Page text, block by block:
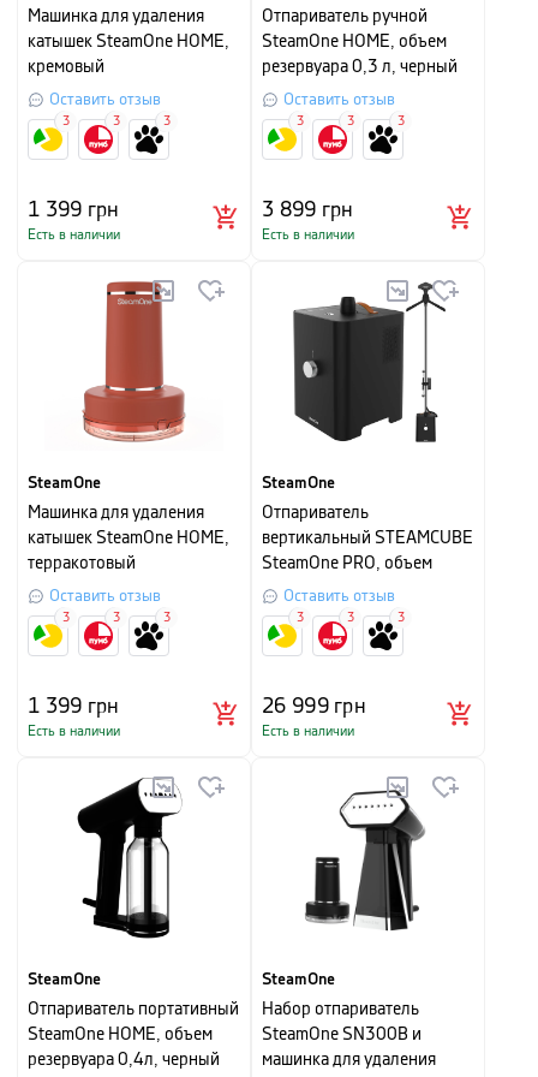
Машинка для удаления
катышек SteamOne HOME,
кремовый
Оставить отзыв
1 399 грн
Есть в наличии
3 3 3
Отпариватель ручной
SteamOne HOME, объем
резервуара 0,3 л, черный
Оставить отзыв
3 899 грн
Есть в наличии
3 3 3
SteamOne
Машинка для удаления
катышек SteamOne HOME,
терракотовый
Оставить отзыв
1 399 грн
Есть в наличии
3 3 3
SteamOne
Отпариватель
вертикальный STEAMCUBE
SteamOne PRO, объем
резервуара 2,5л, черный
Оставить отзыв
26 999грн
Есть в наличии
3 3 3
SteamOne
Отпариватель портативный
SteamOne HOME, объем
резервуара 0,4л, черный
SteamOne
Набор отпариватель
SteamOne SN300B и
машинка для удаления